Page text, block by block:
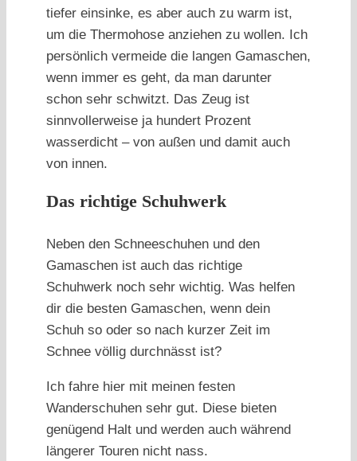
tiefer einsinke, es aber auch zu warm ist,
um die Thermohose anziehen zu wollen. Ich
persönlich vermeide die langen Gamaschen,
wenn immer es geht, da man darunter
schon sehr schwitzt. Das Zeug ist
sinnvollerweise ja hundert Prozent
wasserdicht – von außen und damit auch
von innen.
Das richtige Schuhwerk
Neben den Schneeschuhen und den
Gamaschen ist auch das richtige
Schuhwerk noch sehr wichtig. Was helfen
dir die besten Gamaschen, wenn dein
Schuh so oder so nach kurzer Zeit im
Schnee völlig durchnässt ist?
Ich fahre hier mit meinen festen
Wanderschuhen sehr gut. Diese bieten
genügend Halt und werden auch während
längerer Touren nicht nass.